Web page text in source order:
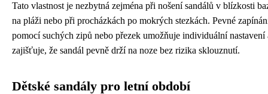
Tato vlastnost je nezbytná zejména při nošení sandálů v blízkosti
na pláži nebo při procházkách po mokrých stezkách. Pevné
pomocí suchých zipů nebo přezek umožňuje individuální nastavení
zajišťuje, že sandál pevně drží na noze bez rizika sklouznutí.
Dětské sandály pro letní období